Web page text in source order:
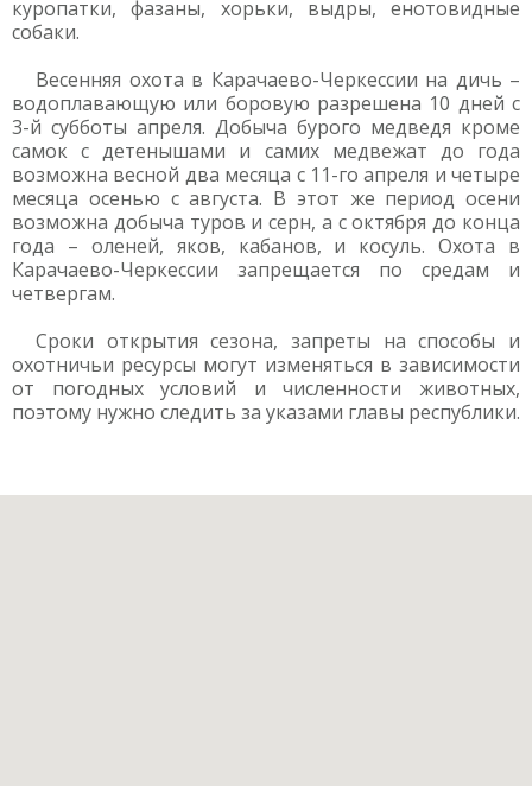
куропатки, фазаны, хорьки, выдры, енотовидные
собаки.
Весенняя охота в Карачаево-Черкессии на дичь –
водоплавающую или боровую разрешена 10 дней с
3-й субботы апреля. Добыча бурого медведя кроме
самок с детенышами и самих медвежат до года
возможна весной два месяца с 11-го апреля и четыре
месяца осенью с августа. В этот же период осени
возможна добыча туров и серн, а с октября до конца
года – оленей, яков, кабанов, и косуль. Охота в
Карачаево-Черкессии запрещается по средам и
четвергам.
Сроки открытия сезона, запреты на способы и
охотничьи ресурсы могут изменяться в зависимости
от погодных условий и численности животных,
поэтому нужно следить за указами главы республики.